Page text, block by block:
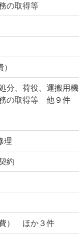
の取得等
分、荷役、運搬用機
の取得等 他９件
理
約
費） ほか３件